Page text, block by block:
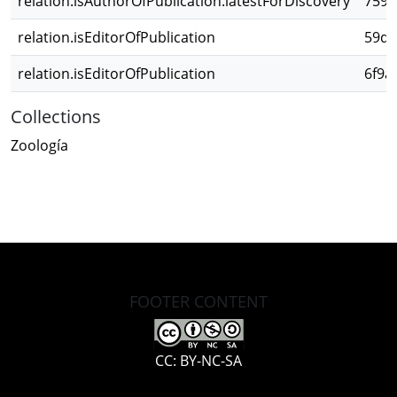
relation.isEditorOfPublication
relation.isEditorOfPublication
Collections
Zoología
FOOTER CONTENT
CC: BY-NC-SA